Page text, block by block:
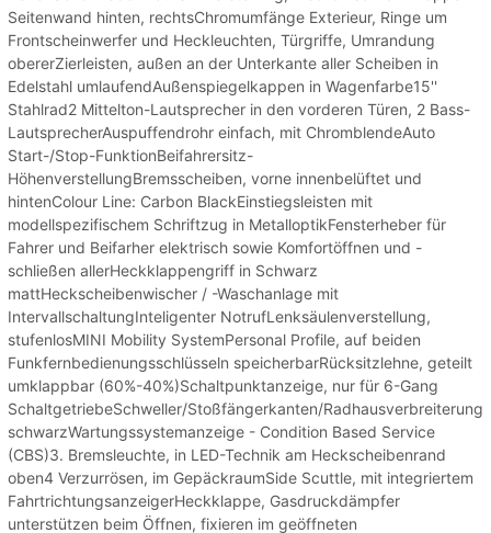
Seitenwand hinten, rechtsChromumfänge Exterieur, Ringe um
Frontscheinwerfer und Heckleuchten, Türgriffe, Umrandung
obererZierleisten, außen an der Unterkante aller Scheiben in
Edelstahl umlaufendAußenspiegelkappen in Wagenfarbe15''
Stahlrad2 Mittelton-Lautsprecher in den vorderen Türen, 2 Bass-
LautsprecherAuspuffendrohr einfach, mit ChromblendeAuto
Start-/Stop-FunktionBeifahrersitz-
HöhenverstellungBremsscheiben, vorne innenbelüftet und
hintenColour Line: Carbon BlackEinstiegsleisten mit
modellspezifischem Schriftzug in MetalloptikFensterheber für
Fahrer und Beifarher elektrisch sowie Komfortöffnen und -
schließen allerHeckklappengriff in Schwarz
mattHeckscheibenwischer / -Waschanlage mit
IntervallschaltungInteligenter NotrufLenksäulenverstellung,
stufenlosMINI Mobility SystemPersonal Profile, auf beiden
Funkfernbedienungsschlüsseln speicherbarRücksitzlehne, geteilt
umklappbar (60%-40%)Schaltpunktanzeige, nur für 6-Gang
SchaltgetriebeSchweller/Stoßfängerkanten/
schwarzWartungssystemanzeige - Condition Based Service
(CBS)3. Bremsleuchte, in LED-Technik am Heckscheibenrand
oben4 Verzurrösen, im GepäckraumSide Scuttle, mit integriertem
FahrtrichtungsanzeigerHeckklappe, Gasdruckdämpfer
unterstützen beim Öffnen, fixieren im geöffneten